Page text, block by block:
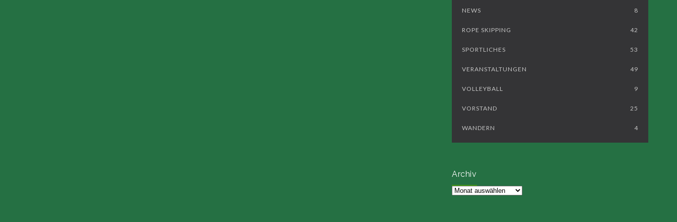
NEWS 8
ROPE SKIPPING 42
SPORTLICHES 53
VERANSTALTUNGEN 49
VOLLEYBALL 9
VORSTAND 25
WANDERN 4
Archiv
Archiv